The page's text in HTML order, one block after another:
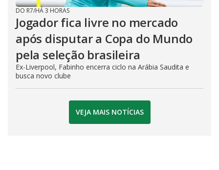
DO R7/HÁ 3 HORAS
Jogador fica livre no mercado
após disputar a Copa do Mundo
pela seleção brasileira
Ex-Liverpool, Fabinho encerra ciclo na Arábia Saudita e
busca novo clube
VEJA MAIS NOTÍCIAS